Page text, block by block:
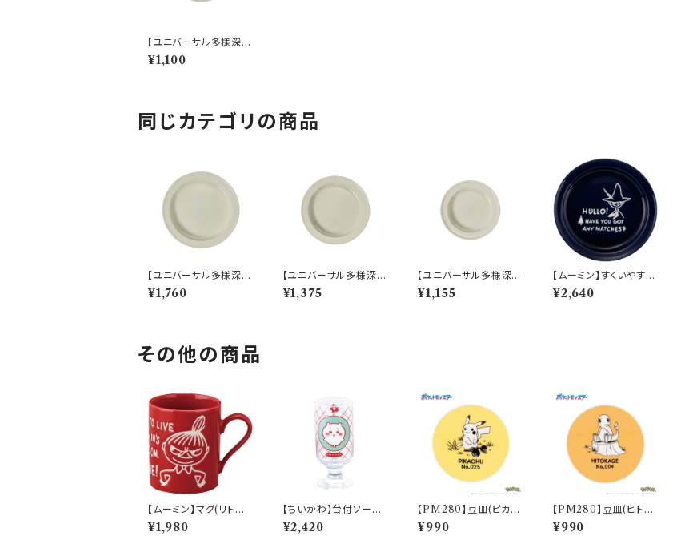
【ユニバーサル多様深
皿】【すくいやすいうつ
わ】14cm ディーププレ
¥1,100
同じカテゴリの商品
【ユニバーサル多様深
皿】【すくいやすいうつ
わ】21cm ディーププレ
¥1,760
【ユニバーサル多様深
皿】【すくいやすいうつ
わ】19cm ディーププレ
¥1,375
【ユニバーサル多様深
皿】【すくいやすいうつ
わ】16.5cm ディーププ
¥1,155
【ムーミン】すくいやすい
カレー皿（スナフキン）
【MM9000】MM900
¥2,640
その他の商品
【ムーミン】マグ(リトルミ
ィ）【MM9000】MM9
002-11
¥1,980
【ちいかわ】台付ソーダ
グラス(ちいかわ)【CK
W40】CKW41-813
¥2,420
【PM280】豆皿(ピカチ
ュウ)【Daily Sketch】P
M284-333
¥990
【PM280】豆皿(ヒトカ
ゲ)【Daily Sketch】P
M282-333
¥990